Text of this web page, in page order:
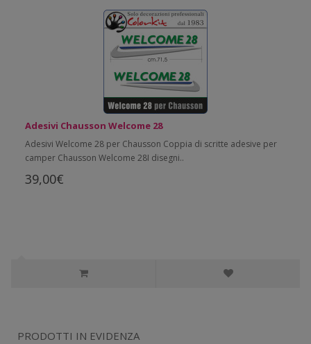
Adesivi Chausson Welcome 28
Adesivi Welcome 28 per Chausson Coppia di scritte adesive per
camper Chausson Welcome 28I disegni..
39,00€
PRODOTTI IN EVIDENZA